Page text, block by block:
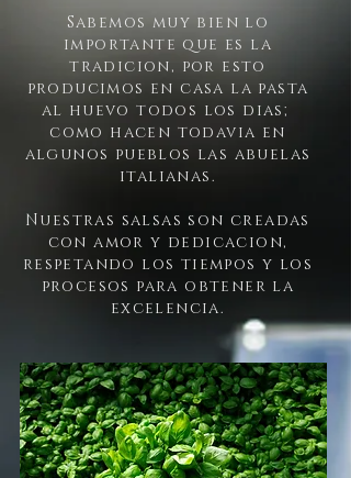
Sabemos muy bien lo
importante que es la
tradicion, por esto
producimos en casa la pasta
al huevo todos los dias;
como hacen todavia en
algunos pueblos las abuelas
italianas.
Nuestras salsas son creadas
con amor y dedicacion,
respetando los tiempos y los
procesos para obtener la
excelencia.